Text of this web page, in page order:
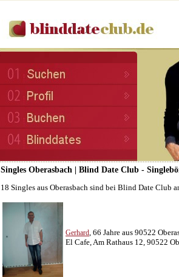
Singles Oberasbach | Blind Date Club -
18 Singles aus Oberasbach sind bei Blind Date Club
Gerhard, 66 Jahre aus 90522
El Cafe, Am Rathaus 12, 90522